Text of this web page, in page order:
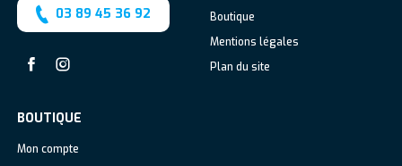
03 89 45 36 92
Boutique
Mentions légales
Plan du site
BOUTIQUE
Mon compte